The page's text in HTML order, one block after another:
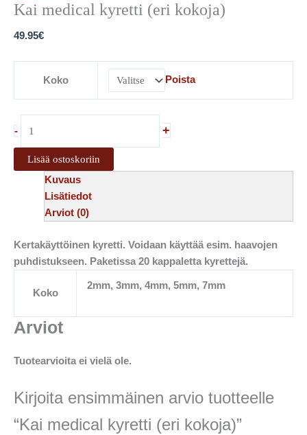
Kai medical kyretti (eri kokoja)
49.95€
Koko Poista
- +
Lisää ostoskoriin
Kuvaus
Lisätiedot
Arviot (0)
Kertakäyttöinen kyretti. Voidaan käyttää esim. haavojen
puhdistukseen. Paketissa 20 kappaletta kyrettejä.
Koko
2mm, 3mm, 4mm, 5mm, 7mm
Arviot
Tuotearvioita ei vielä ole.
Kirjoita ensimmäinen arvio tuotteelle
“Kai medical kyretti (eri kokoja)”